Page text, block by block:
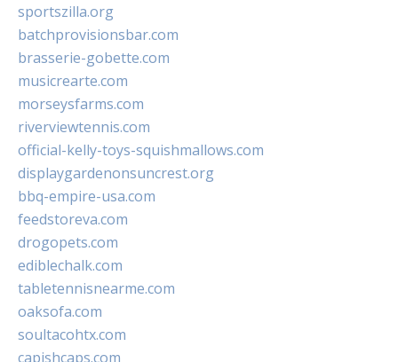
sportszilla.org
batchprovisionsbar.com
brasserie-gobette.com
musicrearte.com
morseysfarms.com
riverviewtennis.com
official-kelly-toys-squishmallows.com
displaygardenonsuncrest.org
bbq-empire-usa.com
feedstoreva.com
drogopets.com
ediblechalk.com
tabletennisnearme.com
oaksofa.com
soultacohtx.com
capishcaps.com